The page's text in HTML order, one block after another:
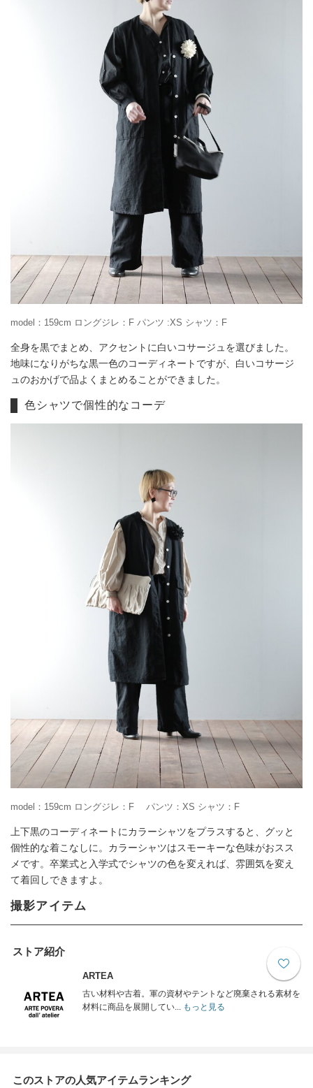
model：159cm ロングジレ：F パンツ :XS シャツ：F
全身を黒でまとめ、アクセントに白いコサージュを選びました。
地味になりがちな黒一色のコーディネートですが、白いコサージ
ュのおかげで品よくまとめることができました。
色シャツで個性的なコーデ
model：159cm ロングジレ：F パンツ：XS シャツ：F
上下黒のコーディネートにカラーシャツをプラスすると、グッと
個性的な着こなしに。カラーシャツはスモーキーな色味がおスス
メです。卒業式と入学式でシャツの色を変えれば、雰囲気を変え
て着回しできますよ。
撮影アイテム
ストア紹介
ARTEA
古い材料や古着。軍の資材やテントなど廃棄される素材を
材料に商品を展開してい...もっと見る
このストアの人気アイテムランキング